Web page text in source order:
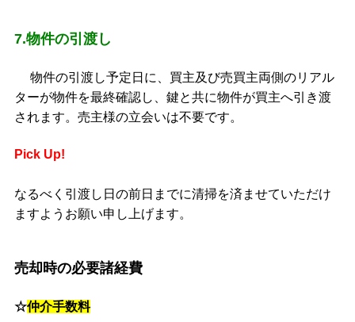
7.物件の引渡し
物件の引渡し予定日に、買主及び売買主両側のリアル
ターが物件を最終確認し、鍵と共に物件が買主へ引き渡
されます。売主様の立会いは不要です。
Pick Up!
なるべく引渡し日の前日までに清掃を済ませていただけ
ますようお願い申し上げます。
売却時の必要諸経費
☆仲介手数料